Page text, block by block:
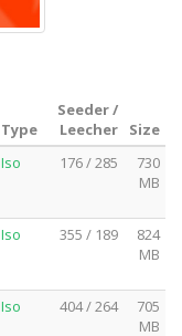
Type
Seeder /
Leecher
Size
Iso 176 / 285
730
MB
Iso 355 / 189
824
MB
Iso 404 / 264
705
MB